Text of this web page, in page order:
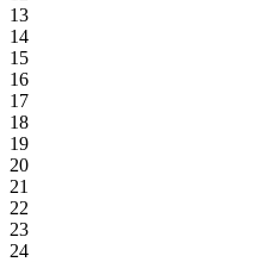
13
14
15
16
17
18
19
20
21
22
23
24